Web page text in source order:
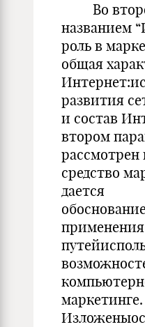
Во
названием
роль в
общая
развития
и состав
втором
рассмотрен
средство
дается
маркетинге.